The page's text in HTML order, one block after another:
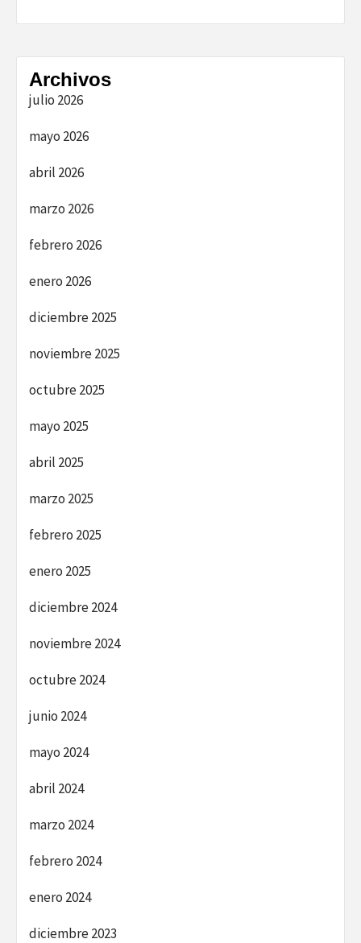
Archivos
julio 2026
mayo 2026
abril 2026
marzo 2026
febrero 2026
enero 2026
diciembre 2025
noviembre 2025
octubre 2025
mayo 2025
abril 2025
marzo 2025
febrero 2025
enero 2025
diciembre 2024
noviembre 2024
octubre 2024
junio 2024
mayo 2024
abril 2024
marzo 2024
febrero 2024
enero 2024
diciembre 2023